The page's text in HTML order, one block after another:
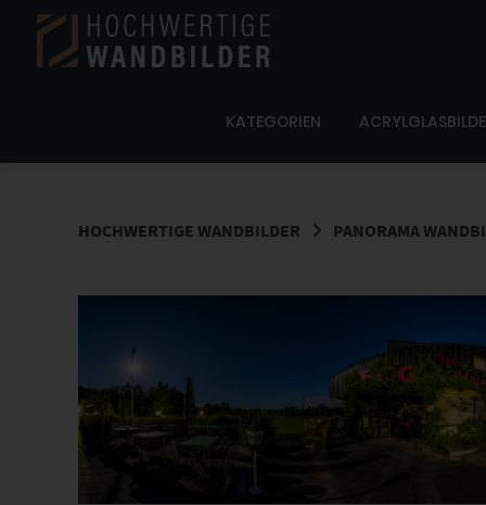
Springe
Inhalt
KATEGORIEN
HOCHWERTIGE WANDBILDER PANORAMA